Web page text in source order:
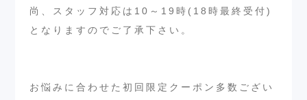
尚、スタッフ対応は10～19時(18時最終受付)
となりますのでご了承下さい。
お悩みに合わせた初回限定クーポン多数ござい